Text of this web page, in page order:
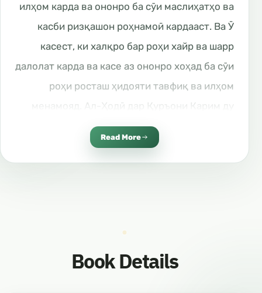
илҳом карда ва ононро ба сӯи маслиҳатҳо ва
касби ризқашон роҳнамоӣ кардааст. Ва Ӯ
касест, ки халқро бар роҳи хайр ва шарр
далолат карда ва касе аз ононро хоҳад ба сӯи
роҳи росташ ҳидояти тавфиқ ва илҳом
менамояд. Ал-Ҳодӣ дар Қуръони Карим ду
маротиба зикр шудааст. Аллоҳ фармудааст:
“Ва Парвардигори ту барои роҳнамоӣ ва ёрии
ту кофӣ аст”. (Фурқон: 31). Ва мефармояд: “Ва
ба чаҳор сурат ҳидоят мекунад: 1. Ҳидояте, ки
Read More
Book Details